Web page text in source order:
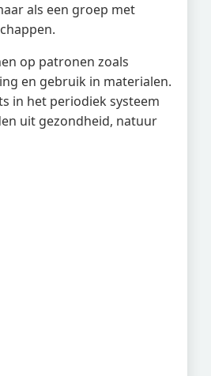
als een groep met
op patronen zoals
en gebruik in materialen.
in het periodiek systeem
uit gezondheid, natuur